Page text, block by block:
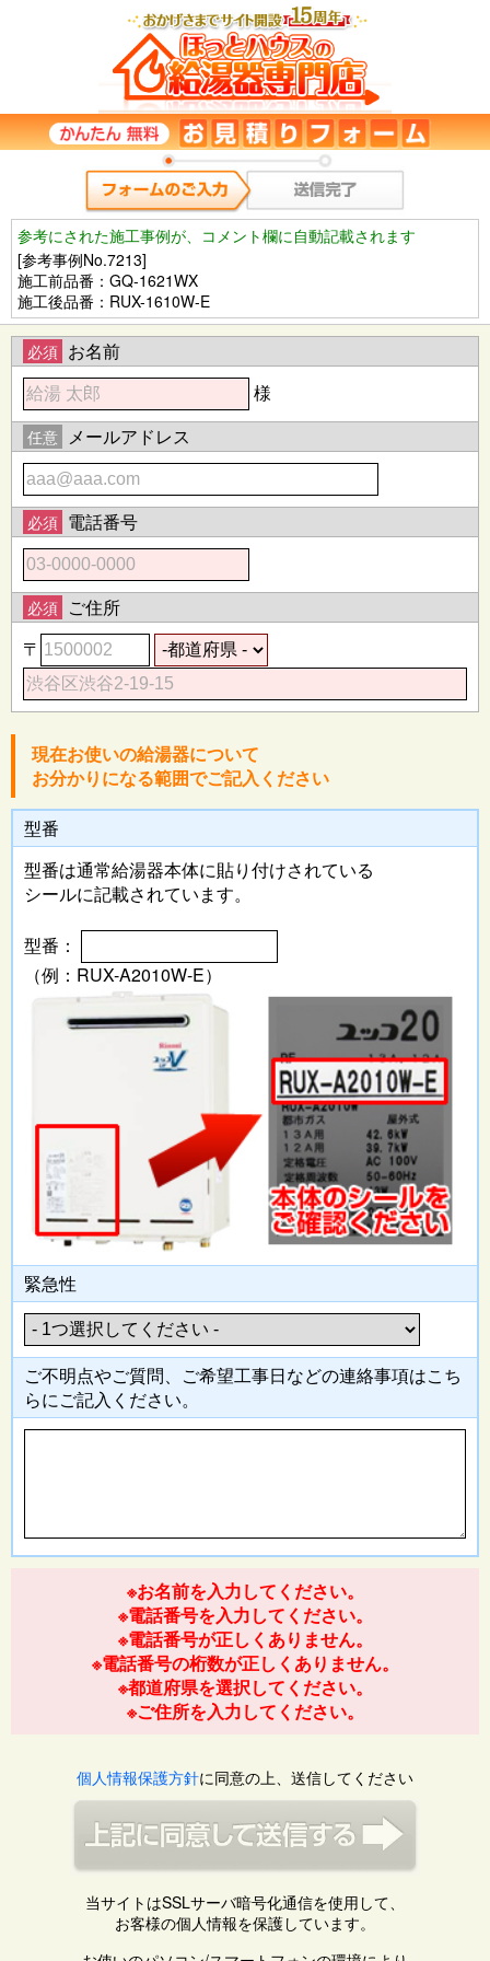
参考にされた施工事例が、コメント欄に自動記載されます
[参考事例No.7213]
施工前品番：GQ-1621WX
施工後品番：RUX-1610W-E
必須 お名前
様
任意 メールアドレス
必須 電話番号
必須 ご住所
〒
現在お使いの給湯器について
お分かりになる範囲でご記入ください
型番
型番は通常給湯器本体に貼り付けされている
シールに記載されています。
型番：
（例：RUX-A2010W-E）
緊急性
ご不明点やご質問、ご希望工事日などの連絡事項はこち
らにご記入 ください。
※お名前を入力してください。
※電話番号を入力してください。
※電話番号が正しくありません。
※電話番号の桁数が正しくありません。
※都道府県を選択してください。
※ご住所を入力してください。
個人情報保護方針に同意の上、送信してください
当サイトはSSLサーバ暗号化通信を使用して、
お客様の個人情報を保護しています。